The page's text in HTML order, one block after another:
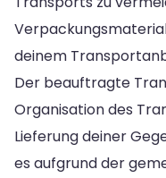
deinem
Der beauftragte
Organisation des
Lieferung deiner
es aufgrund der